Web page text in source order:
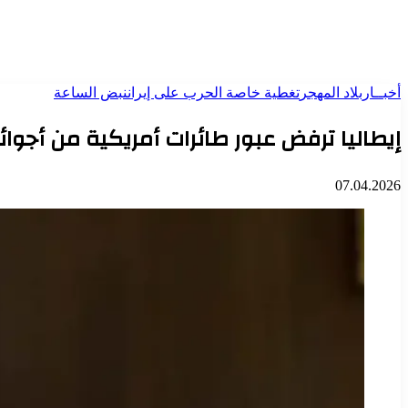
أخبــار بلاد المهجر تغطية خاصة الحرب على إيراننبض الساعة
إيطاليا ترفض عبور طائرات أمريكية من
07.04.2026